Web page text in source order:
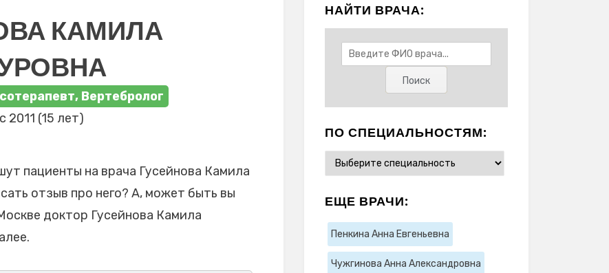
КАМИЛА
Вертебролог
2011 (15 лет)
пациенты на врача Гусейнова Камила
отзыв про него? А, может быть вы
доктор Гусейнова Камила
НАЙТИ ВРАЧА:
ПО СПЕЦИАЛЬНОСТЯМ:
ЕЩЕ ВРАЧИ:
Пенкина Анна Евгеньевна
Чужгинова Анна Александровна